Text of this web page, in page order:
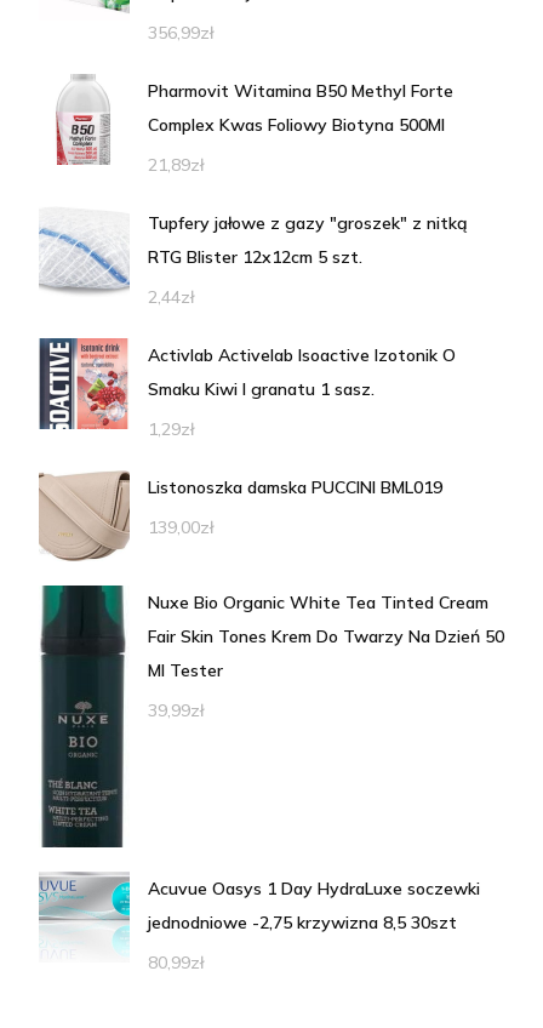
356,99zł
Pharmovit Witamina B50 Methyl Forte
Complex Kwas Foliowy Biotyna 500Ml
21,89zł
Tupfery jałowe z gazy "groszek" z nitką
RTG Blister 12x12cm 5 szt.
2,44zł
Activlab Activelab Isoactive Izotonik O
Smaku Kiwi I granatu 1 sasz.
1,29zł
Listonoszka damska PUCCINI BML019
139,00zł
Nuxe Bio Organic White Tea Tinted Cream
Fair Skin Tones Krem Do Twarzy Na Dzień 50
Ml Tester
39,99zł
Acuvue Oasys 1 Day HydraLuxe soczewki
jednodniowe -2,75 krzywizna 8,5 30szt
80,99zł